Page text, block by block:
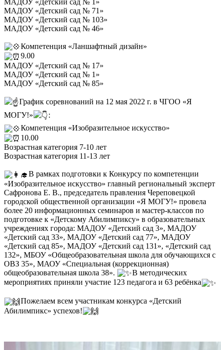
МАДОУ «Детский сад № 71»
МАДОУ «Детский сад № 103»
МАДОУ «Детский сад № 46»
Компетенция «Ланшафтный дизайн»
9.00
МАДОУ «Детский сад № 17»
МАДОУ «Детский сад № 1»
МАДОУ «Детский сад № 85»
График соревнований на 12 мая 2022 г. в ЧГОО «Я
МОГУ!»
:
Компетенция «Изобразительное искусство»
10.00
Возрастная категория 7-10 лет
Возрастная категория 11-13 лет
В рамках подготовки к Конкурсу по компетенции
«Изобразительное искусство» главный региональный эксперт
Сафронова Е. В., председатель правления Череповецкой
городской общественной организации «Я МОГУ!» провела
более 20 информационных семинаров и мастер-классов по
подготовке к «Детскому Абилимпиксу» в образовательных
учреждениях города: МАДОУ «Детский сад 3», МАДОУ
«Детский сад 33», МАДОУ «Детский сад 77», МАДОУ
«Детский сад 85», МАДОУ «Детский сад 131», «Детский сад
132», МБОУ «Общеобразовательная школа для обучающихся с
ОВЗ 35», МАОУ «Специальная (коррекционная)
общеобразовательная школа 38».
В методических
мероприятиях приняли участие 123 педагога и 63 ребёнка
Пожелаем всем участникам конкурса «Детский
Абилимпикс» успехов!